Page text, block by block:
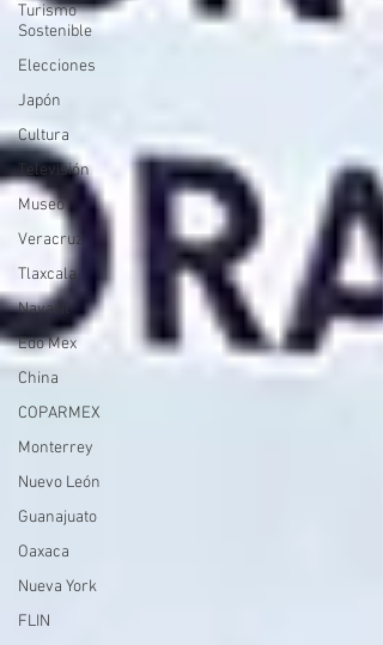
Turismo
Sostenible
Elecciones
Japón
Cultura
Televisión
Museo
Veracruz
Tlaxcala
Nayarit
Edo Mex
China
COPARMEX
Monterrey
Nuevo León
Guanajuato
Oaxaca
Nueva York
FLIN